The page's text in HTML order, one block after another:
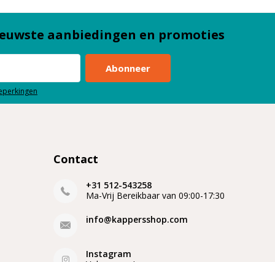
aanbiedingen en promoties
Abonneer
Contact
+31 512-543258
Ma-Vrij Bereikbaar van 09:00-17:30
info@kappersshop.com
Instagram